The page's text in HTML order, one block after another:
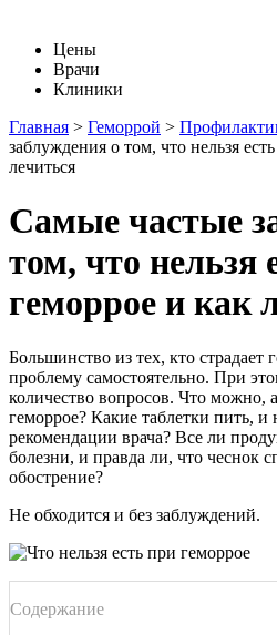
Цены
Врачи
Клиники
Главная > Геморрой >
заблуждения о том, что нельзя
лечиться
Самые частые
том, что нельзя
геморрое и как
Большинство из тех, кто страдает
проблему самостоятельно. При
количество вопросов. Что можно,
геморрое? Какие таблетки пить, и
рекомендации врача? Все ли
болезни, и правда ли, что чеснок
обострение?
Не обходится и без заблуждений.
Содержание